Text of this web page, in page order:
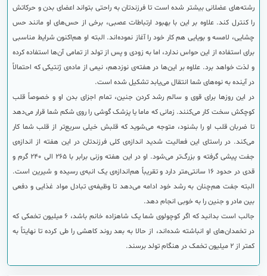
رشته‌های عضلانی بیشتر شده است تا فرزندتان به راحتی بتواند اعضای بدن و حرکاتش
را کنترل کند. علاوه بر این با بهبود ارتباطات عصبی، برخی از حس‌های او مانند حس
چشایی، لامسه و بویایی هم کار خود را آغاز نموده‌اند. البته او هم‌اکنون شرایط مناسبی
برای استفاده از این حواس ندارد، اما به زودی و پس از تولد از تمامی آن‌ها استفاده کرده
و لذت خواهد برد. علاوه بر این‌ها در هفته‌ی نوزدهم، نیمی از ماده‌ی ژنتیکی که احتمالاً
در آینده‌ به نوه‌های شما انتقال می‌یابد تشکیل شده است.
در این روزها برای قوی و سالم رشد کردن جنین، تمام اجزای بدن او و خصوصاً قلب
کوچکش سخت کار می‌کنند. زمانی که ماما یا پزشک گوشی را روی شکم شما قرار می‌دهد
تا ضربان قلب او را بشنود، متوجه می‌شوید که قلبش خیلی سریع‌تر از قلب شما کار
می‌کند. در راستای این فعالیت شدید اندازه‌ی کلی فرزندتان در این هفته از اندازه‌ی
جفت پیشی گرفته و بزرگ‌تر می‌شود. او در این هفته وزنی برابر با 265 الی 240 گرم و
قدی در حدود 16 سانتی‌متر دارد و تقریباً هم‌اندازه‌ی یک انبه‌ی رسیده و شیرین است.
البته جفت هم‌چنان به رشد خود ادامه می‌دهد تا وظیفه‌ی تبادل مواد غذایی و دفعی
بین مادر و جنین را به خوبی انجام دهد.
جالب است بدانید که اگر کوچولوی شما یک شاهزاده خانم باشد، 6 میلیون تخمکی که
در تخمدان‌های او انباشته شده‌اند، از حالا به بعد روند کاهشی را طی کرده تا نهایتاً به
کمتر از 2 میلیون تخمک در هنگام تولد برسند.